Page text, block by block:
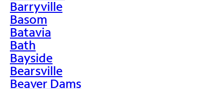
Barryville
Basom
Batavia
Bath
Bayside
Bearsville
Beaver Dams